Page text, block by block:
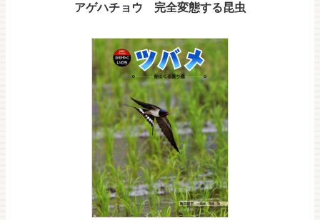
アゲハチョウ 完全変態する昆虫